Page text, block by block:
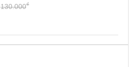
130.000₫